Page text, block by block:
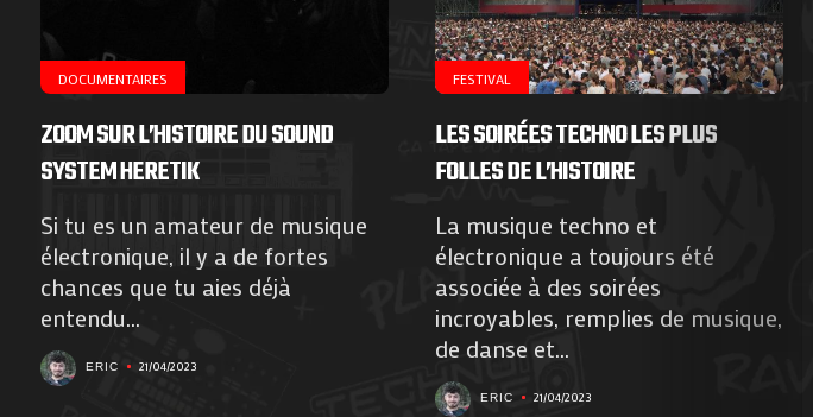
DOCUMENTAIRES
ZOOM SUR L’HISTOIRE DU SOUND
SYSTEM HERETIK
Si tu es un amateur de musique
électronique, il y a de fortes
chances que tu aies déjà
entendu...
ERIC 21/04/2023
FESTIVAL
LES SOIRÉES TECHNO LES PLUS
FOLLES DE L’HISTOIRE
La musique techno et
électronique a toujours été
associée à des soirées
incroyables, remplies de musique,
de danse et...
ERIC 21/04/2023